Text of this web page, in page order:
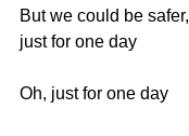
But we could be safer,
just for one day
Oh, just for one day